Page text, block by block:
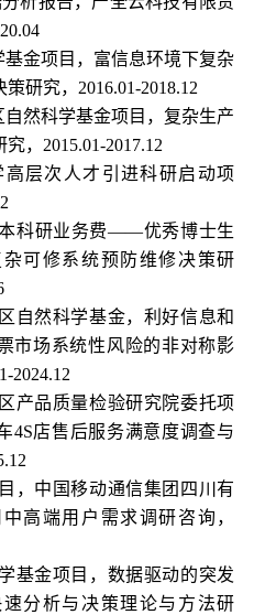
金项目，富信息环境下复杂
研究， 2016.01-2018.12
然科学基金项目，复杂生产
， 2015.01-2017.12
层次人才引进科研启动项
科研业务费——优秀博士生
可修系统预防维修决策研
自然科学基金，利好信息和
市场系统性风险的非对称影
2024.12
产品质量检验研究院委托项
4S店售后服务满意度调查与
，中国移动通信集团四川有
高端用户需求调研咨询，
基金项目，数据驱动的突发
分析与决策理论与方法研